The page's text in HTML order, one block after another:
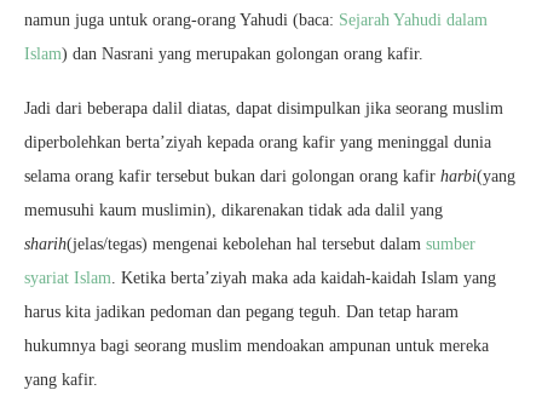
namun juga untuk orang-orang Yahudi (baca: Sejarah Yahudi dalam
Islam) dan Nasrani yang merupakan golongan orang kafir.
Jadi dari beberapa dalil diatas, dapat disimpulkan jika seorang muslim
diperbolehkan berta’ziyah kepada orang kafir yang meninggal dunia
selama orang kafir tersebut bukan dari golongan orang kafir harbi(yang
memusuhi kaum muslimin), dikarenakan tidak ada dalil yang
sharih(jelas/tegas) mengenai kebolehan hal tersebut dalam sumber
syariat Islam. Ketika berta’ziyah maka ada kaidah-kaidah Islam yang
harus kita jadikan pedoman dan pegang teguh. Dan tetap haram
hukumnya bagi seorang muslim mendoakan ampunan untuk mereka
yang kafir.